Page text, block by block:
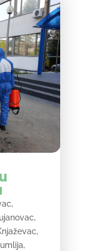
,
,
,
,